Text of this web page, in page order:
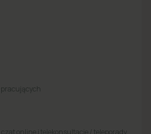
online i telekonsultacje / teleporady